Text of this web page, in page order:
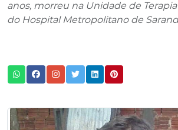
anos, morreu na Unidade de
do Hospital Metropolitano de